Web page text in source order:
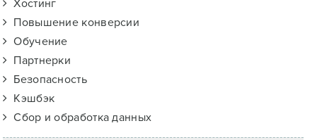
Хостинг
Повышение конверсии
Обучение
Партнерки
Безопасность
Кэшбэк
Сбор и обработка данных